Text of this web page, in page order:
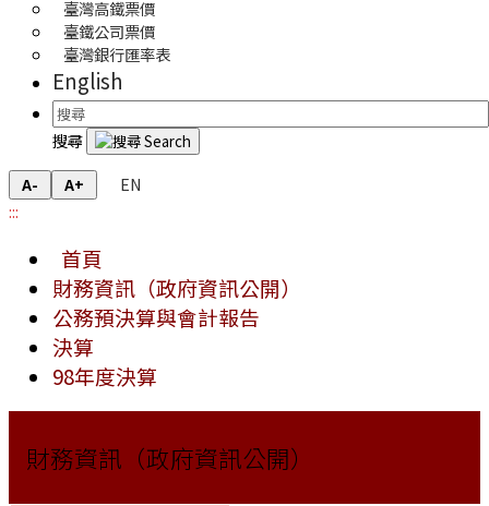
臺灣高鐵票價
臺鐵公司票價
臺灣銀行匯率表
English
搜尋
A- A+
EN
:::
首頁
財務資訊（政府資訊公開）
公務預決算與會計報告
決算
98年度決算
財務資訊（政府資訊公開）